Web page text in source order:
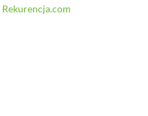
Rekurencja.com